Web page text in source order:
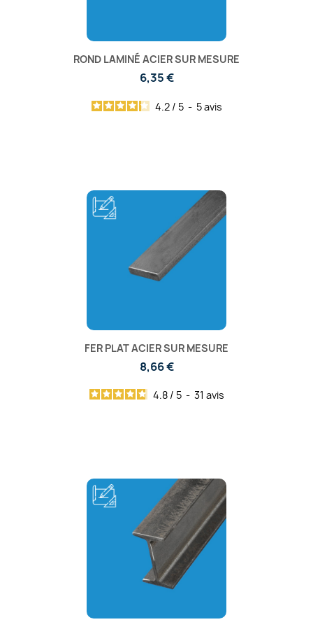
ROND LAMINÉ ACIER SUR MESURE
6,35 €
4.2 / 5 - 5avis
FER PLAT ACIER SUR MESURE
8,66 €
4.8 / 5 - 31 avis